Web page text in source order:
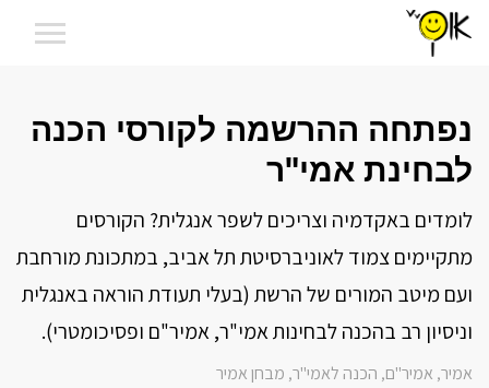
נפתחה ההרשמה לקורסי הכנה
לבחינת אמי"ר
לומדים באקדמיה וצריכים לשפר אנגלית? הקורסים
מתקיימים צמוד לאוניברסיטת תל אביב, במתכונת מורחבת
ועם מיטב המורים של הרשת (בעלי תעודת הוראה באנגלית
וניסיון רב בהכנה לבחינות אמי"ר, אמיר"ם ופסיכומטרי).
אמיר, אמיר"ם, הכנה לאמי"ר, מבחן אמיר